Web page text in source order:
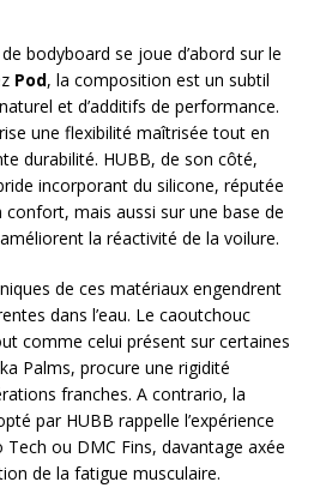
de bodyboard se joue d’abord sur le
Pod, la composition est un subtil
et d’additifs de performance.
une flexibilité maîtrisée tout en
durabilité. HUBB, de son côté,
incorporant du silicone, réputée
mais aussi sur une base de
la réactivité de la voilure.
de ces matériaux engendrent
dans l’eau. Le caoutchouc
comme celui présent sur certaines
Palms, procure une rigidité
franches. A contrario, la
par HUBB rappelle l’expérience
ou DMC Fins, davantage axée
de la fatigue musculaire.